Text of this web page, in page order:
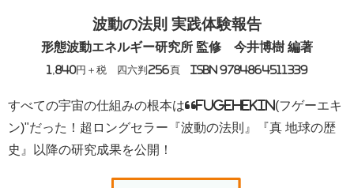
波動の法則 実践体験報告
形態波動エネルギー研究所 監修 今井博樹 編著
1,840円＋税 四六判256頁 ISBN 9784864511339
すべての宇宙の仕組みの根本は“FUGEHEKIN(フゲーエキ
ン)"だった！超ロングセラー『波動の法則』『真 地球の歴
史』以降の研究成果を公開！